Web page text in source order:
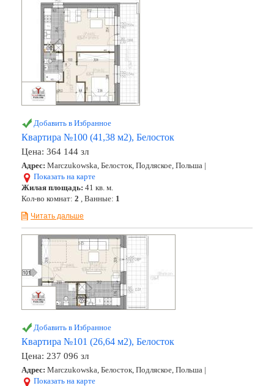
Добавить в Избранное
Квартира №100 (41,38 м2), Белосток
Цена: 364 144 зл
Адрес: Marczukowska, Белосток, Подляское, Польша |
Показать на карте
Жилая площадь: 41 кв. м.
Кол-во комнат: 2 , Ванные: 1
Читать дальше
Добавить в Избранное
Квартира №101 (26,64 м2), Белосток
Цена: 237 096 зл
Адрес: Marczukowska, Белосток, Подляское, Польша |
Показать на карте